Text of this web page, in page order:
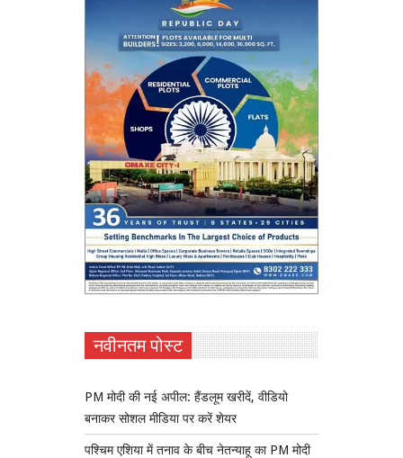
नवीनतम पोस्ट
PM मोदी की नई अपील: हैंडलूम खरीदें, वीडियो
बनाकर सोशल मीडिया पर करें शेयर
पश्चिम एशिया में तनाव के बीच नेतन्याहू का PM मोदी